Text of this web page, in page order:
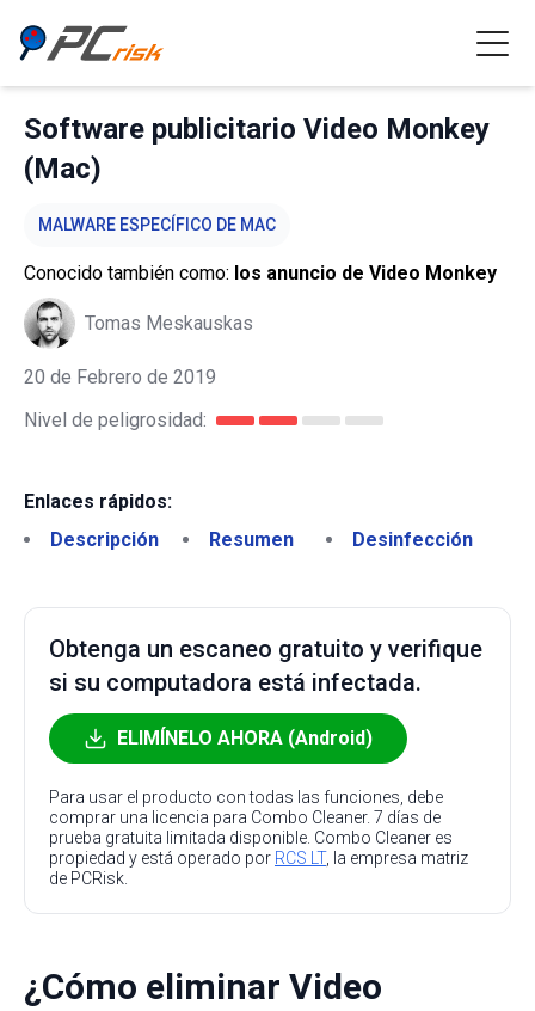
Software publicitario Video Monkey
(Mac)
MALWARE ESPECÍFICO DE MAC
Conocido también como: los anuncio de Video Monkey
Tomas Meskauskas
20 de Febrero de 2019
Nivel de peligrosidad:
Enlaces rápidos:
Descripción
Resumen Desinfección
Obtenga un escaneo gratuito y verifique
si su computadora está infectada.
ELIMÍNELO AHORA (Android)
Para usar el producto con todas las funciones, debe
comprar una licencia para Combo Cleaner. 7 días de
prueba gratuita limitada disponible. Combo Cleaner es
propiedad y está operado por RCS LT, la empresa matriz
de PCRisk.
¿Cómo eliminar Video